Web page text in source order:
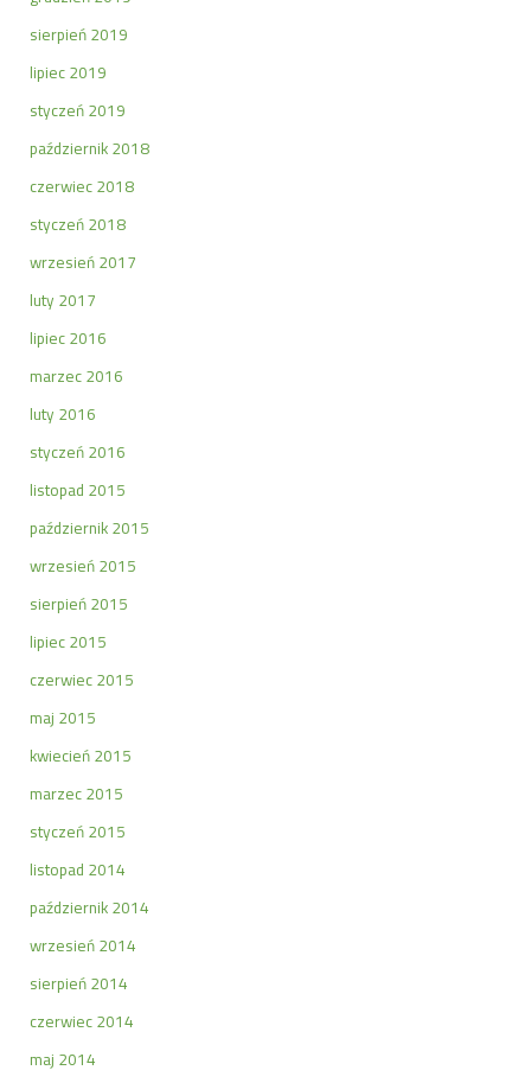
sierpień 2019
lipiec 2019
styczeń 2019
październik 2018
czerwiec 2018
styczeń 2018
wrzesień 2017
luty 2017
lipiec 2016
marzec 2016
luty 2016
styczeń 2016
listopad 2015
październik 2015
wrzesień 2015
sierpień 2015
lipiec 2015
czerwiec 2015
maj 2015
kwiecień 2015
marzec 2015
styczeń 2015
listopad 2014
październik 2014
wrzesień 2014
sierpień 2014
czerwiec 2014
maj 2014